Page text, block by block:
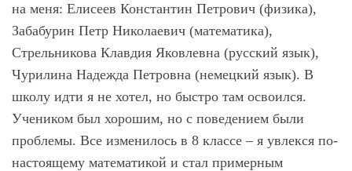
на меня: Елисеев Константин Петрович (физика),
Забабурин Петр Николаевич (математика),
Стрельникова Клавдия Яковлевна (русский язык),
Чурилина Надежда Петровна (немецкий язык). В
школу идти я не хотел, но быстро там освоился.
Учеником был хорошим, но с поведением были
проблемы. Все изменилось в 8 классе – я увлекся по-
настоящему математикой и стал примерным